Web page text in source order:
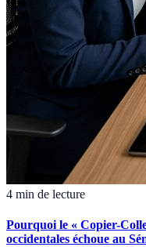
4 min de lecture
Pourquoi le « Copier-
occidentales échoue au